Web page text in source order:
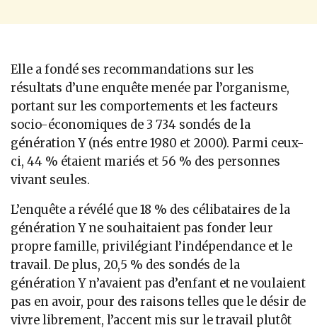
Elle a fondé ses recommandations sur les
résultats d’une enquête menée par l’organisme,
portant sur les comportements et les facteurs
socio-économiques de 3 734 sondés de la
génération Y (nés entre 1980 et 2000). Parmi ceux-
ci, 44 % étaient mariés et 56 % des personnes
vivant seules.
L’enquête a révélé que 18 % des célibataires de la
génération Y ne souhaitaient pas fonder leur
propre famille, privilégiant l’indépendance et le
travail. De plus, 20,5 % des sondés de la
génération Y n’avaient pas d’enfant et ne voulaient
pas en avoir, pour des raisons telles que le désir de
vivre librement, l’accent mis sur le travail plutôt